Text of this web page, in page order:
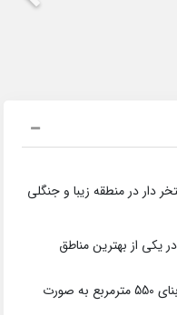
دار در منطقه زیبا و جنگلی
یکی از بهترین مناطق
ویلا در زمینی به مساحت 350 مترمربع و بنای 550 مترمربع به صورت